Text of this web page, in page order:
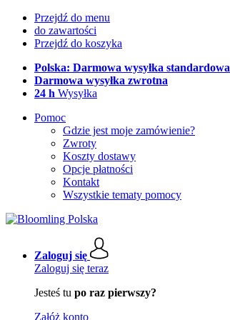
Przejdź do menu
do zawartości
Przejdź do koszyka
Polska: Darmowa wysyłka standardowa
Darmowa wysyłka zwrotna
24 h Wysyłka
Pomoc
Gdzie jest moje zamówienie?
Zwroty
Koszty dostawy
Opcje płatności
Kontakt
Wszystkie tematy pomocy
Zaloguj się
Zaloguj się teraz
Jesteś tu po raz pierwszy?
Załóż konto